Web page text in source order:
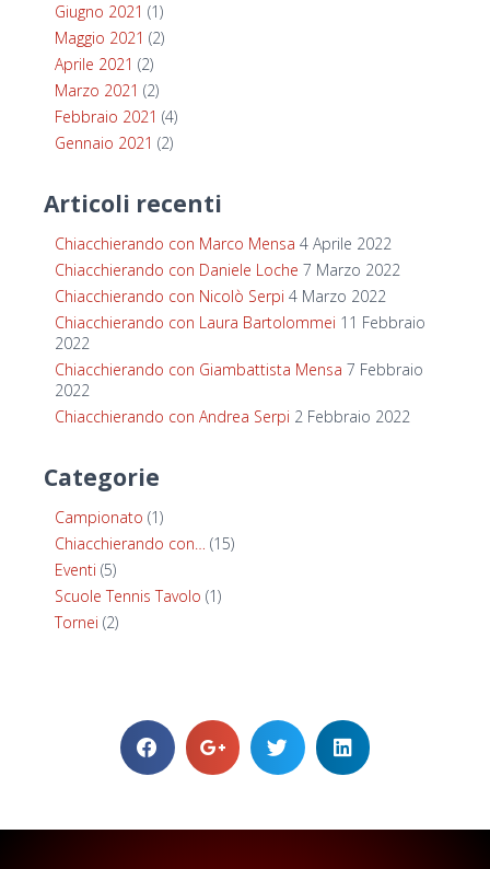
Giugno 2021 (1)
Maggio 2021 (2)
Aprile 2021 (2)
Marzo 2021 (2)
Febbraio 2021 (4)
Gennaio 2021 (2)
Articoli recenti
Chiacchierando con Marco Mensa 4 Aprile 2022
Chiacchierando con Daniele Loche 7 Marzo 2022
Chiacchierando con Nicolò Serpi 4 Marzo 2022
Chiacchierando con Laura Bartolommei 11 Febbraio
2022
Chiacchierando con Giambattista Mensa 7 Febbraio
2022
Chiacchierando con Andrea Serpi 2 Febbraio 2022
Categorie
Campionato (1)
Chiacchierando con… (15)
Eventi (5)
Scuole Tennis Tavolo (1)
Tornei (2)